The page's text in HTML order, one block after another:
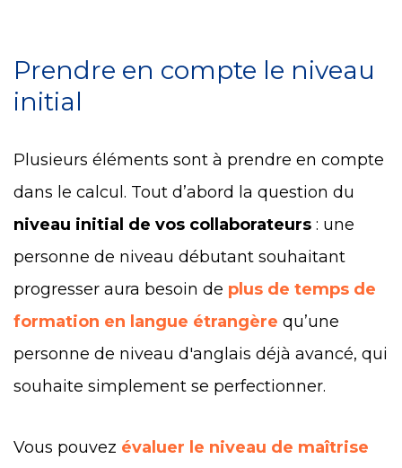
Prendre en compte le niveau
initial
Plusieurs éléments sont à prendre en compte
dans le calcul. Tout d’abord la question du
niveau initial de vos collaborateurs : une
personne de niveau débutant souhaitant
progresser aura besoin de plus de temps de
formation en langue étrangère qu’une
personne de niveau d'anglais déjà avancé, qui
souhaite simplement se perfectionner.
Vous pouvez évaluer le niveau de maîtrise